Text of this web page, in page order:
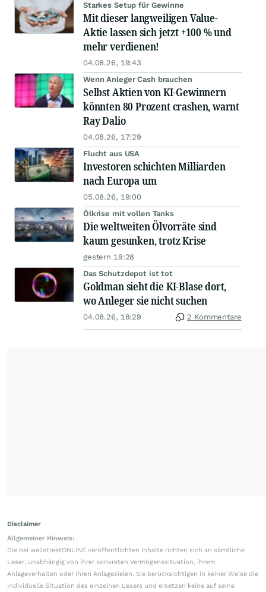
Starkes Setup für Gewinne
Mit dieser langweiligen Value-
Aktie lassen sich jetzt +100 % und
mehr verdienen!
04.08.26, 19:43
Wenn Anleger Cash brauchen
Selbst Aktien von KI-Gewinnern
könnten 80 Prozent crashen, warnt
Ray Dalio
04.08.26, 17:29
Flucht aus USA
Investoren schichten Milliarden
nach Europa um
05.08.26, 19:00
Ölkrise mit vollen Tanks
Die weltweiten Ölvorräte sind
kaum gesunken, trotz Krise
gestern 19:28
Das Schutzdepot ist tot
Goldman sieht die KI-Blase dort,
wo Anleger sie nicht suchen
04.08.26, 18:29 2 Kommentare
Disclaimer
Allgemeiner Hinweis:
Die bei wallstreetONLINE veröffentlichten Inhalte richten sich an sämtliche
Leser, unabhängig von ihrer konkreten Vermögenssituation, ihrem
Anlageverhalten oder ihren Anlagezielen. Sie berücksichtigen in keiner Weise die
individuelle Situation des einzelnen Lesers und ersetzen keine auf seine